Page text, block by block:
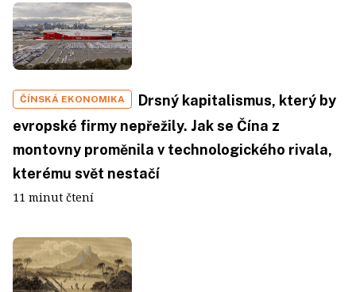
ČÍNSKÁ EKONOMIKA
Drsný kapitalismus, který by
evropské firmy nepřežily. Jak se Čína z
montovny proměnila v technologického rivala,
kterému svět nestačí
11 minut čtení